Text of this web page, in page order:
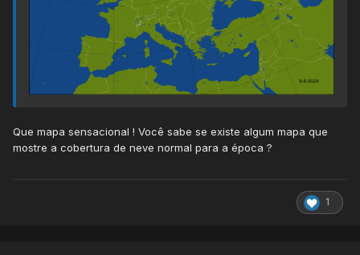
Que mapa sensacional ! Você sabe se existe algum mapa que
mostre a cobertura de neve normal para a época ?
1